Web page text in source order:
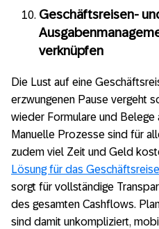
Geschäftsreisen-
verknüpfen
Die Lust auf eine
erzwungenen Pause vergeht
wieder Formulare und Belege
Manuelle Prozesse sind für
zudem viel Zeit und Geld
Lösung für das
sorgt für vollständige
des gesamten Cashflows.
sind damit unkompliziert,